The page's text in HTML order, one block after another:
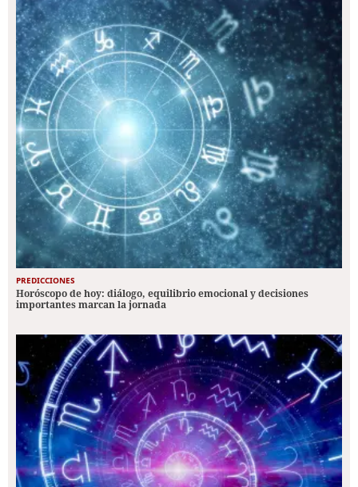
PREDICCIONES
Horóscopo de hoy: diálogo, equilibrio emocional y decisiones
importantes marcan la jornada